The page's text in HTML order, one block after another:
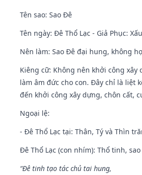
Tên sao: Sao Đê
Tên ngày: Đê Thổ Lạc - Giả Phục:
Nên làm: Sao Đê đại hung, không
Kiêng cữ: Không nên khởi công
làm âm đức cho con. Đây chỉ là liệt
đến khởi công xây dựng, chôn cất,
Ngoại lệ:
- Đê Thổ Lạc tại: Thân, Tý và Thìn
Đê Thổ Lạc (con nhím): Thổ tinh,
“Đê tinh tạo tác chủ tai hung,